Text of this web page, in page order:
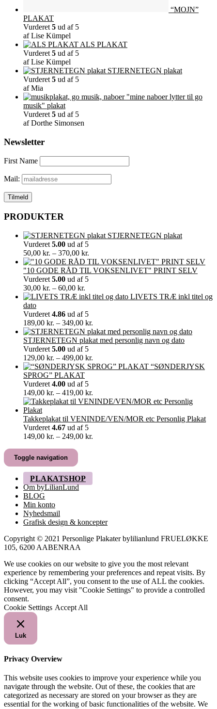
“MOJN”
PLAKAT
Vurderet 5 ud af 5
af Lise Kümpel
ALS PLAKAT
Vurderet 5 ud af 5
af Lise Kümpel
STJERNETEGN plakat
Vurderet 5 ud af 5
af Mia
"mine naboer lytter til go
musik" plakat
Vurderet 5 ud af 5
af Dorthe Simonsen
Newsletter
First Name
Mail:
PRODUKTER
STJERNETEGN plakat
Vurderet 5.00 ud af 5
50,00 kr. – 370,00 kr.
50,00 kr.
til
"10 GODE RÅD TIL VOKSENLIVET" PRINT SELV
Vurderet 5.00 ud af 5
30,00 kr. – 60,00 kr.
30,00 kr.
60,00 kr.
LIVETS TRÆ inkl titel og
dato
Vurderet 4.86 ud af 5
189,00 kr. – 349,00 kr.
189,00 kr.
til
STJERNETEGN plakat med personlig navn og dato
Vurderet 5.00 ud af 5
129,00 kr. – 499,00 kr.
129,00 kr.
“SØNDERJYSK
SPROG” PLAKAT
Vurderet 4.00 ud af 5
149,00 kr. – 419,00 kr.
149,00 kr.
419,00 kr.
Takkeplakat til VENINDE/VEN/MOR etc Personlig Plakat
Vurderet 4.67 ud af 5
149,00 kr. – 249,00 kr.
Toggle navigation
PLAKATSHOP
Om byLilianLund
BLOG
Min konto
Nyhedsmail
Grafisk design & koncepter
Copyright © 2021 Personlige Plakater bylilianlund FRUELØKKE
105, 6200 AABENRAA
We use cookies on our website to give you the most relevant
experience by remembering your preferences and repeat visits. By
clicking “Accept All”, you consent to the use of ALL the cookies.
However, you may visit "Cookie Settings" to provide a controlled
consent.
Cookie Settings Accept All
Luk
Privacy Overview
This website uses cookies to improve your experience while you
navigate through the website. Out of these, the cookies that are
categorized as necessary are stored on your browser as they are
essential for the working of basic functionalities of the website. We